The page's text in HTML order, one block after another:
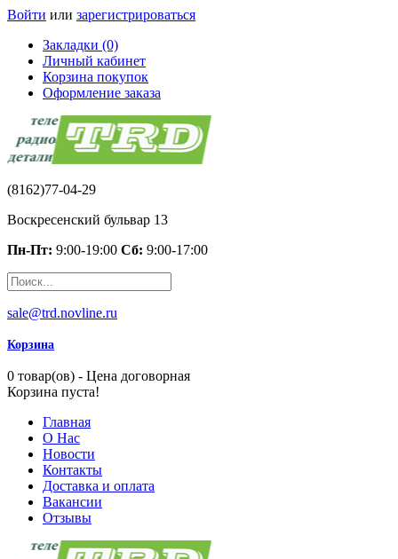
Войти или зарегистрироваться
Закладки (0)
Личный кабинет
Корзина покупок
Оформление заказа
(8162)77-04-29
Воскресенский бульвар 13
Пн-Пт: 9:00-19:00 Сб: 9:00-17:00
sale@trd.novline.ru
Корзина
0 товар(ов) - Цена договорная
Корзина пуста!
Главная
О Нас
Новости
Контакты
Доставка и оплата
Вакансии
Отзывы